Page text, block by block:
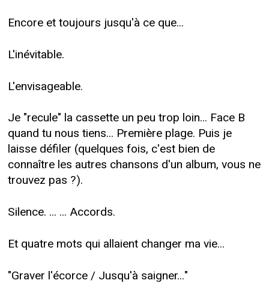
Encore et toujours jusqu'à ce que...
L'inévitable.
L'envisageable.
Je "recule" la cassette un peu trop loin... Face B
quand tu nous tiens... Première plage. Puis je
laisse défiler (quelques fois, c'est bien de
connaître les autres chansons d'un album, vous ne
trouvez pas ?).
Silence. ... ... Accords.
Et quatre mots qui allaient changer ma vie...
"Graver l'écorce / Jusqu'à saigner..."